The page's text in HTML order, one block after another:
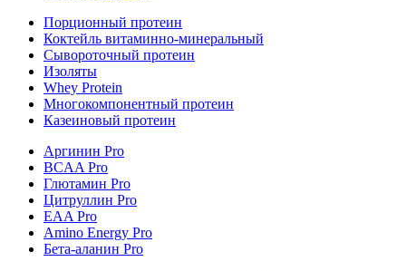
Порционный протеин
Коктейль витаминно-минеральный
Сывороточный протеин
Изоляты
Whey Protein
Многокомпонентный протеин
Казеиновый протеин
Аргинин Pro
BCAA Pro
Глютамин Pro
Цитруллин Pro
EAA Pro
Amino Energy Pro
Бета-аланин Pro